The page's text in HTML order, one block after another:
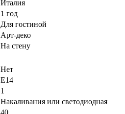
Италия
1 год
Для гостиной
Арт-деко
На стену
Нет
E14
1
Накаливания или светодиодная
40